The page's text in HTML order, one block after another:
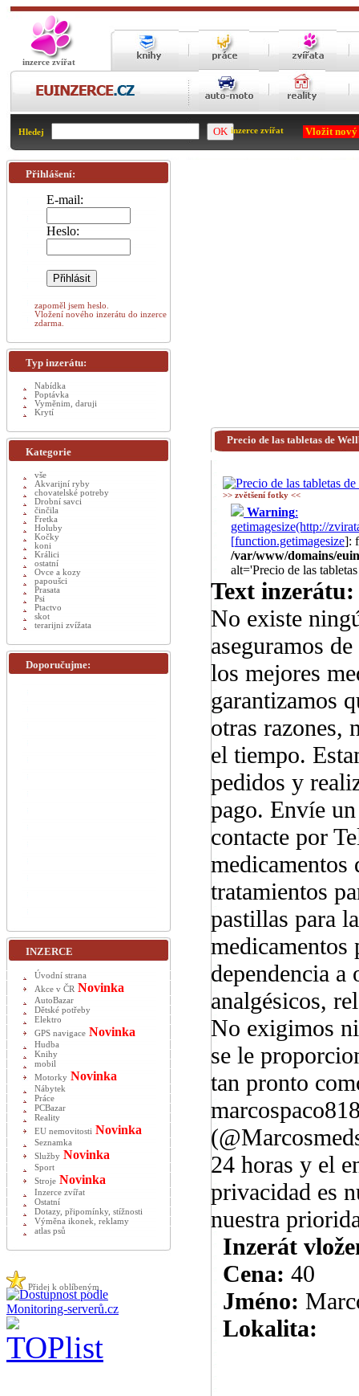
inzerce zvířat
Hledej inzerce zvířat Vložit
Precio de las tabletas de
>> zvětšení fotky <<
Warning:
getimagesize(http://
[function.getimagesize]:
/var/www/domains/
alt='Precio de las
Text inzerátu:
No existe
aseguramos
los mejores
garantizamos
otras razones,
el tiempo.
pedidos y
pago. Envíe
contacte por
tratamientos
pastillas para
medicamentos
dependencia
analgésicos,
No exigimos
se le
tan pronto
24 horas y el
privacidad es
nuestra
Inzerát
Cena: 40
Jméno:
Lokalita:
Přihlášení:
E-mail:
Heslo:
zapoměl jsem heslo.
Vložení nového inzerátu do inzerce
zdarma.
Typ inzerátu:
Nabídka
Poptávka
Vyměnim, daruji
Krytí
Kategorie
vše
Akvarijní ryby
chovatelské potreby
Drobní savci
činčila
Fretka
Holuby
Kočky
koni
Králici
ostatní
Ovce a kozy
papoušci
Prasata
Psi
Ptactvo
skot
terarijni zvížata
Doporučujme:
INZERCE
Úvodní strana
Akce v ČR Novinka
AutoBazar
Dětské potřeby
Elektro
GPS navigace Novinka
Hudba
Knihy
mobil
Motorky Novinka
Nábytek
Práce
PCBazar
Reality
EU nemovitosti Novinka
Seznamka
Služby Novinka
Sport
Stroje Novinka
Inzerce zvířat
Ostatní
Dotazy, připomínky, stížnosti
Výměna ikonek, reklamy
atlas psů
Přidej k oblíbeným